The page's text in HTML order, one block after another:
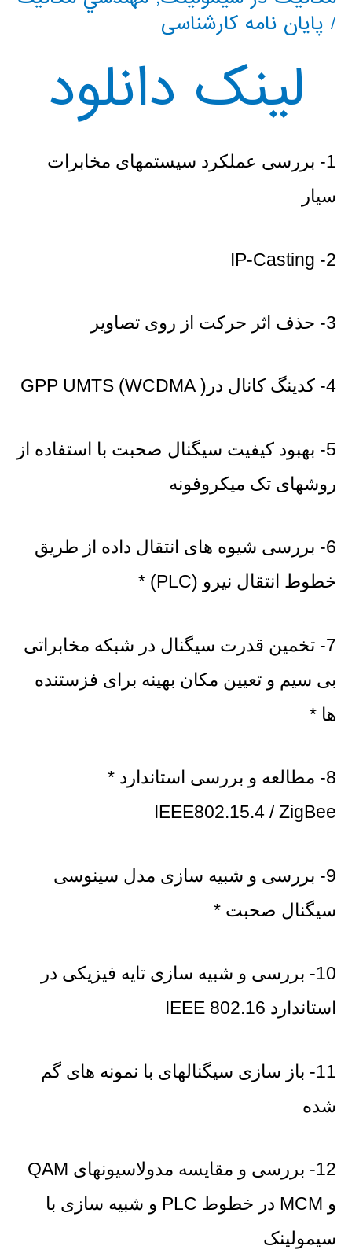
/ پایان نامه کارشناسی
لینک دانلود
1- بررسی عملکرد سیستمهای مخابرات
سیار
2- IP-Casting
3- حذف اثر حرکت از روی تصاویر
4- کدینگ کانال در( GPP UMTS (WCDMA
5- بهبود کیفیت سیگنال صحبت با استفاده از
روشهای تک میکروفونه
6- بررسی شیوه های انتقال داده از طریق
خطوط انتقال نیرو (PLC) *
7- تخمین قدرت سیگنال در شبکه مخابراتی
بی سیم و تعیین مکان بهینه برای فزستنده
ها *
8- مطالعه و بررسی استاندارد *
IEEE802.15.4 / ZigBee
9- بررسی و شبیه سازی مدل سینوسی
سیگنال صحبت *
10- بررسی و شبیه سازی تایه فیزیکی در
استاندارد IEEE 802.16
11- باز سازی سیگنالهای با نمونه های گم
شده
12- بررسی و مقایسه مدولاسیونهای QAM
و MCM در خطوط PLC و شبیه سازی با
سیمولینک